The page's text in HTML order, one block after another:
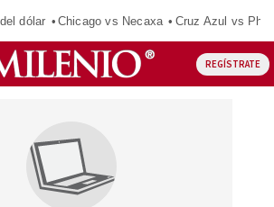
dólar Chicago vs Necaxa Cruz Azul vs
REGÍSTRATE